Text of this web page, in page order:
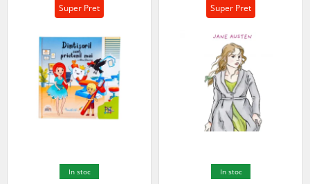
Super Pret
In stoc
Super Pret
In stoc